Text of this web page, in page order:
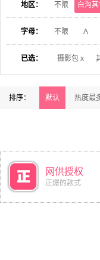
地区： 不限 白沟其
字母： 不限 A
已选： 摄影包 x
排序： 默认 热度最
网供授权
正爆的款式